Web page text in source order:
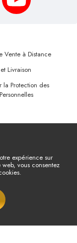
au panier
Vente à Distance
Livraison
Protection des
expérience sur
vous consentez